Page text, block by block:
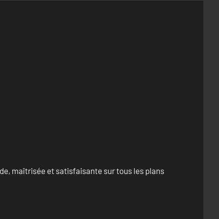
maîtrisée et satisfaisante sur tous les plans